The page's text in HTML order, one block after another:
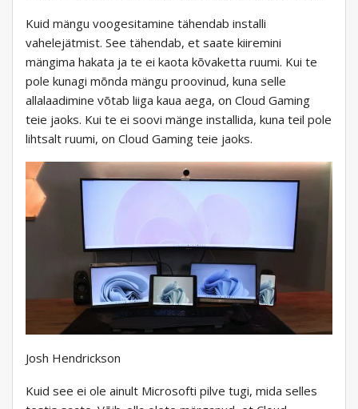
Kuid mängu voogesitamine tähendab installi
vahelejätmist. See tähendab, et saate kiiremini
mängima hakata ja te ei kaota kõvaketta ruumi. Kui te
pole kunagi mõnda mängu proovinud, kuna selle
allalaadimine võtab liiga kaua aega, on Cloud Gaming
teie jaoks. Kui te ei soovi mänge installida, kuna teil pole
lihtsalt ruumi, on Cloud Gaming teie jaoks.
Josh Hendrickson
Kuid see ei ole ainult Microsofti pilve tugi, mida selles